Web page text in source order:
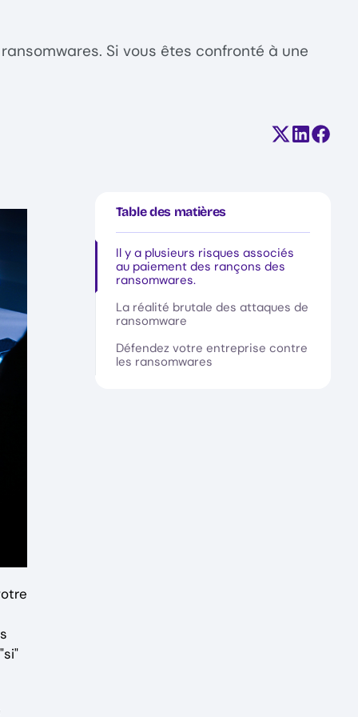
Si vous êtes confronté à une
Partager
Table des matières
Il y a plusieurs risques associés
au paiement des rançons des
ransomwares.
La réalité brutale des attaques de
ransomware
Défendez votre entreprise contre
les ransomwares